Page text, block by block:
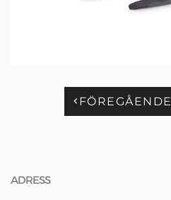
FÖREGÅENDE
ADRESS